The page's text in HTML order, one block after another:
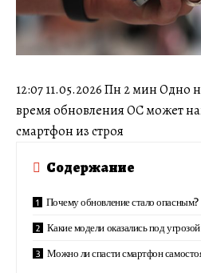
12:07 11.05.2026 Пн 2 мин Одно
время обновления ОС может
смартфон из строя
Содержание
Почему обновление стало опасным?
Какие модели оказались под угрозой
Можно ли спасти смартфон